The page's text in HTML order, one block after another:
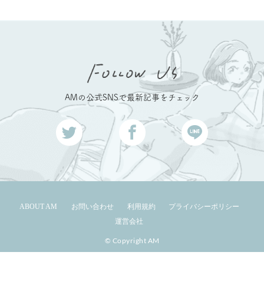
AMの公式SNSで最新記事をチェック
ABOUT AM お問い合わせ 利用規約
プライバシーポリシー
運営会社
© Copyright AM